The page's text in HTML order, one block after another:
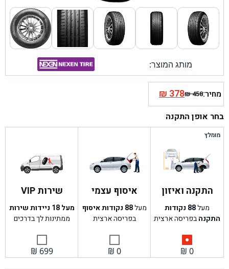
מותג המוצר:
מחיר: ₪458
המחיר
המקורי
היה:
₪378המחיר
הנוכחי
הוא:
בחר אופן התקנה
מומלץ
התקנה ואיזון
מעל88 נקודות
התקנהבפריסה ארצית
₪ 0
איסוף עצמי
מעל88 נקודות איסוף
בפריסה ארצית
₪ 0
שירות VIP
מעל 18 ניידות שירות
ממתינות לך בדרכים
₪ 699